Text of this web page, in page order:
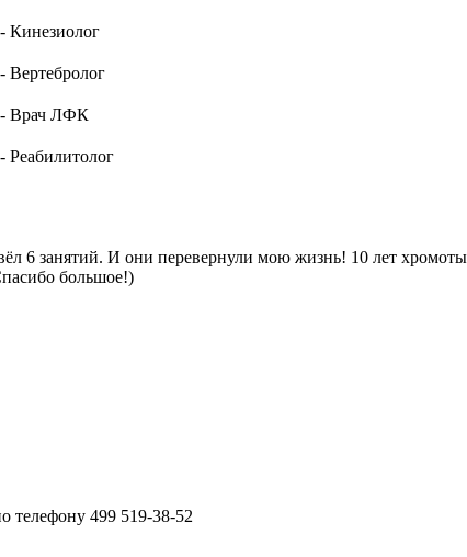
Кинезиолог
- Врач ЛФК
6 занятий. И они перевернули мою жизнь! 10 лет
большое!)
телефону 499 519-38-52